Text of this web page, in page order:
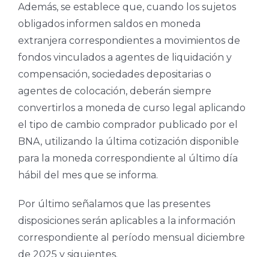
Además, se establece que, cuando los sujetos
obligados informen saldos en moneda
extranjera correspondientes a movimientos de
fondos vinculados a agentes de liquidación y
compensación, sociedades depositarias o
agentes de colocación, deberán siempre
convertirlos a moneda de curso legal aplicando
el tipo de cambio comprador publicado por el
BNA, utilizando la última cotización disponible
para la moneda correspondiente al último día
hábil del mes que se informa.
Por último señalamos que las presentes
disposiciones serán aplicables a la información
correspondiente al período mensual diciembre
de 2025 y siguientes.